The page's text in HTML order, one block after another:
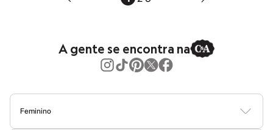
Sapatilhas
Tênis
Menino
A gente se encontra na
Feminino
BlusasCalçasVestidosSaiasCasacosModa PraiaModa Íntima